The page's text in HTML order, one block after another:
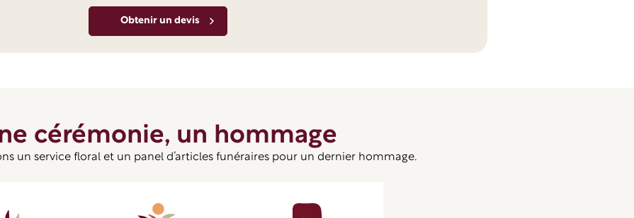
Obtenir un devis
cérémonie, un hommage
un service floral et un panel d’articles funéraires pour un dernier hommage.